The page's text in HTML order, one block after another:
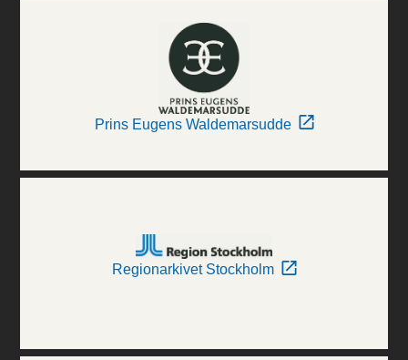
Prins Eugens Waldemarsudde
Regionarkivet Stockholm